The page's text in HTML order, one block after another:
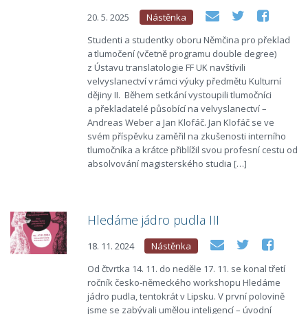
20. 5. 2025
Nástěnka
Studenti a studentky oboru Němčina pro překlad
a tlumočení (včetně programu double degree)
z Ústavu translatologie FF UK navštívili
velvyslanectví v rámci výuky předmětu Kulturní
dějiny II. Během setkání vystoupili tlumočníci
a překladatelé působící na velvyslanectví –
Andreas Weber a Jan Klofáč. Jan Klofáč se ve
svém příspěvku zaměřil na zkušenosti interního
tlumočníka a krátce přiblížil svou profesní cestu od
absolvování magisterského studia […]
Hledáme jádro pudla III
18. 11. 2024
Nástěnka
Od čtvrtka 14. 11. do neděle 17. 11. se konal třetí
ročník česko-německého workshopu Hledáme
jádro pudla, tentokrát v Lipsku. V první polovině
jsme se zabývali umělou inteligencí – úvodní